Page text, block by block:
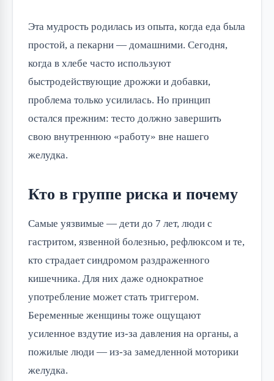
Эта мудрость родилась из опыта, когда еда была
простой, а пекарни — домашними. Сегодня,
когда в хлебе часто используют
быстродействующие дрожжи и добавки,
проблема только усилилась. Но принцип
остался прежним: тесто должно завершить
свою внутреннюю «работу» вне нашего
желудка.
Кто в группе риска и почему
Самые уязвимые — дети до 7 лет, люди с
гастритом, язвенной болезнью, рефлюксом и те,
кто страдает синдромом раздраженного
кишечника. Для них даже однократное
употребление может стать триггером.
Беременные женщины тоже ощущают
усиленное вздутие из-за давления на органы, а
пожилые люди — из-за замедленной моторики
желудка.